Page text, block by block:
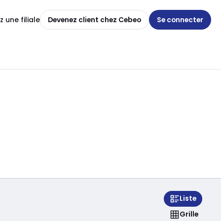
une filiale Devenez client chez Cebeo Se connecter
Liste
Grille